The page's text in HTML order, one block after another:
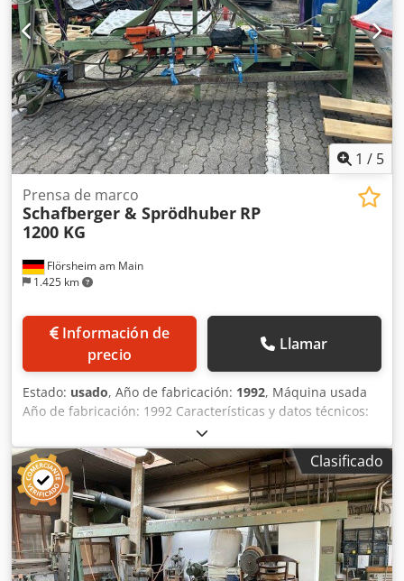
1 / 5
Flörsheim am Main
1.425 km
Prensa de marco
Schafberger & Sprödhuber RP
1200 KG
Información de
precio
Llamar
Estado: usado, Año de fabricación: 1992, Máquina usada
Año de fabricación: 1992 Características y datos técnicos:
Prensa de bastidor controlada electro-hidráulicamente
Fuerza de prensado hasta 1.200 kg Dos vigas de presión
longitudinales móviles montadas con doble rodamiento de
bolas y guías Estas guías permiten un ajuste continuo de
la altura de los cilindros Los cilindros de prensado se
ajustan mediante palanca de presión de liberación rápida
con bloqueo automático Dos válvulas de control electro-
hidráulicas (con 3 etapas de conmutación), operadas
Clasificado